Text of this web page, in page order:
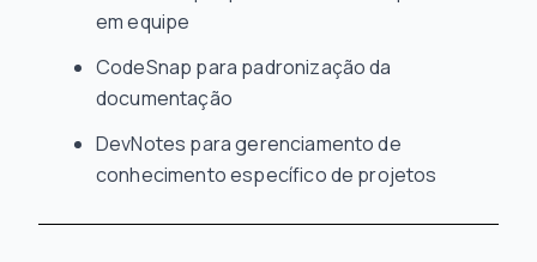
em equipe
CodeSnap para padronização da
documentação
DevNotes para gerenciamento de
conhecimento específico de projetos